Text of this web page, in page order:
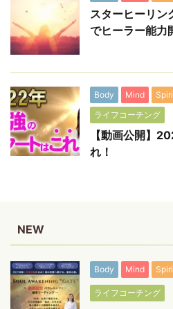
スターヒーリン
でヒーラー能力
Body Mind
ライフコーチング
【動画公開】
れ！
NEW
Body Mind
ライフコーチング